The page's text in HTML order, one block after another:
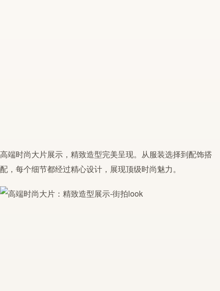
高端时尚大片展示 ， 精致造型完美呈现。从服装选择到配饰搭
配，每个细节都经过精心设计，展现顶级时尚魅力。